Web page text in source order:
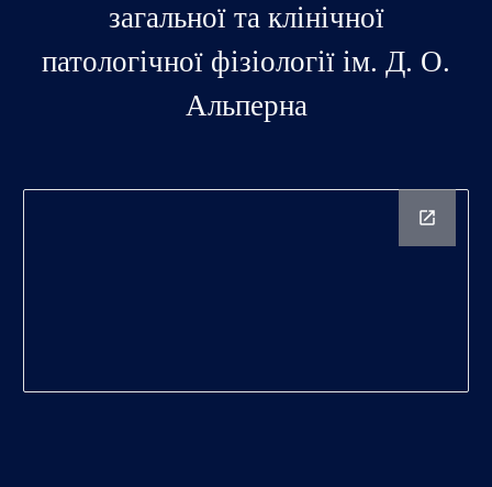
загальної та клінічної
патологічної фізіології ім. Д. О.
Альперна